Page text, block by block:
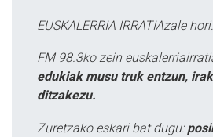
EUSKALERRIA IRRATIAzale hori:
FM 98.3ko zein
edukiak musu truk entzun,
ditzakezu.
Zuretzako eskari bat dugu: